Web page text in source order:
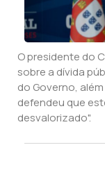
O presidente do
sobre a dívida
do Governo,
defendeu que
desvalorizado".